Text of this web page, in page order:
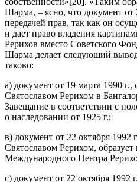
Шарма, – ясно, что документ от
передачей прав, так как он
и дает право владения
Рерихов вместо Советского
Шарма делает следующий
таково:
а) документ от 19 марта 1990
Святославом Рерихом в
Завещание в соответствии с
о наследовании от 1925 г.;
в) документ от 22 октября
Святославом Рерихом, образует
Международного Центра
с) документ от 22 октября 1992